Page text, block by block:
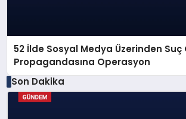
52 İlde Sosyal Medya Üzerinden
Propagandasına Operasyon
Son Dakika